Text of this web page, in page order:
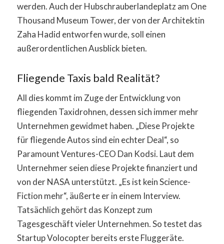
werden. Auch der Hubschrauberlandeplatz am One
Thousand Museum Tower, der von der Architektin
Zaha Hadid entworfen wurde, soll einen
außerordentlichen Ausblick bieten.
Fliegende Taxis bald Realität?
All dies kommt im Zuge der Entwicklung von
fliegenden Taxidrohnen, dessen sich immer mehr
Unternehmen gewidmet haben. „Diese Projekte
für fliegende Autos sind ein echter Deal“, so
Paramount Ventures-CEO Dan Kodsi. Laut dem
Unternehmer seien diese Projekte finanziert und
von der NASA unterstützt. „Es ist kein Science-
Fiction mehr“, äußerte er in einem Interview.
Tatsächlich gehört das Konzept zum
Tagesgeschäft vieler Unternehmen. So testet das
Startup Volocopter bereits erste Fluggeräte.